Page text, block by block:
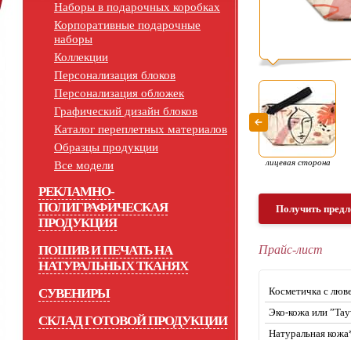
Наборы в подарочных коробках
Корпоративные подарочные
наборы
Коллекции
Персонализация блоков
Персонализация обложек
Графический дизайн блоков
Каталог переплетных материалов
Образцы продукции
Все модели
РЕКЛАМНО-
ПОЛИГРАФИЧЕСКАЯ
ПРОДУКЦИЯ
ПОШИВ И ПЕЧАТЬ НА
НАТУРАЛЬНЫХ ТКАНЯХ
СУВЕНИРЫ
СКЛАД ГОТОВОЙ ПРОДУКЦИИ
лицевая сторона
Получить
Прайс-лист
Косметичка с
Эко-кожа или
Натуральная